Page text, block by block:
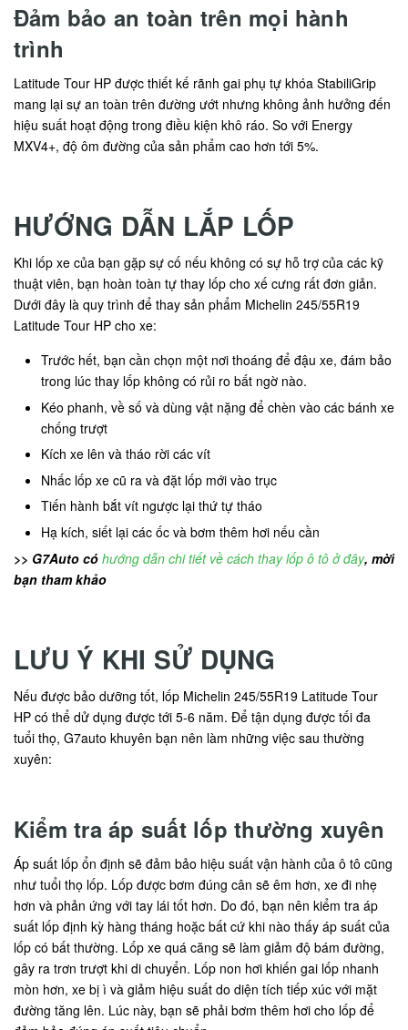
Đảm bảo an toàn trên mọi hành
trình
Latitude Tour HP được thiết kế rãnh gai phụ tự khóa StabiliGrip
mang lại sự an toàn trên đường ướt nhưng không ảnh hưởng đến
hiệu suất hoạt động trong điều kiện khô ráo. So với Energy
MXV4+, độ ôm đường của sản phẩm cao hơn tới 5%.
HƯỚNG DẪN LẮP LỐP
Khi lốp xe của bạn gặp sự cố nếu không có sự hỗ trợ của các kỹ
thuật viên, bạn hoàn toàn tự thay lốp cho xế cưng rất đơn giản.
Dưới đây là quy trình để thay sản phẩm Michelin 245/55R19
Latitude Tour HP cho xe:
Trước hết, bạn cần chọn một nơi thoáng để đậu xe, đám bảo
trong lúc thay lốp không có rủi ro bất ngờ nào.
Kéo phanh, về số và dùng vật nặng để chèn vào các bánh xe
chống trượt
Kích xe lên và tháo rời các vít
Nhấc lốp xe cũ ra và đặt lốp mới vào trục
Tiến hành bắt vít ngược lại thứ tự tháo
Hạ kích, siết lại các ốc và bơm thêm hơi nếu cần
>> G7Auto có hướng dẫn chi tiết về cách thay lốp ô tô ở đây, mời
bạn tham khảo
LƯU Ý KHI SỬ DỤNG
Nếu được bảo dưỡng tốt, lốp Michelin 245/55R19 Latitude Tour
HP có thể dử dụng được tới 5-6 năm. Để tận dụng được tối đa
tuổi thọ, G7auto khuyên bạn nên làm những việc sau thường
xuyên:
Kiểm tra áp suất lốp thường xuyên
Áp suất lốp ổn định sẽ đảm bảo hiệu suất vận hành của ô tô cũng
như tuổi thọ lốp. Lốp được bơm đúng cân sẽ êm hơn, xe đi nhẹ
hơn và phản ứng với tay lái tốt hơn. Do đó, bạn nên kiểm tra áp
suất lốp định kỳ hàng tháng hoặc bất cứ khi nào thấy áp suất của
lốp có bất thường. Lốp xe quá căng sẽ làm giảm độ bám đường,
gây ra trơn trượt khi di chuyển. Lốp non hơi khiến gai lốp nhanh
mòn hơn, xe bị ì và giảm hiệu suất do diện tích tiếp xúc với mặt
đường tăng lên. Lúc này, bạn sẽ phải bơm thêm hơi cho lốp để